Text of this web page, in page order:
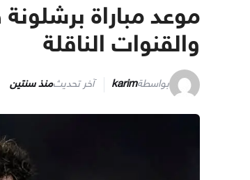
موعد مباراة
والقنوات الناقلة
بواسطةkarim آخر تحديثمنذ سنتين